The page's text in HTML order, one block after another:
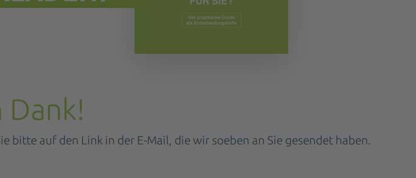
Dank!
bitte auf den Link in der E-Mail, die wir soeben an Sie gesendet haben.